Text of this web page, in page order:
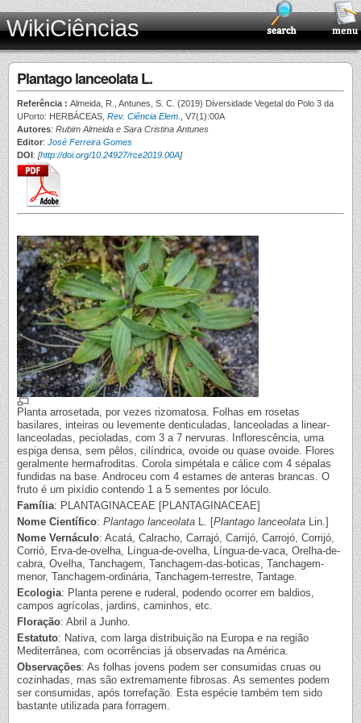
WikiCiências
Plantago lanceolata L.
Referência : Almeida, R., Antunes, S. C. (2019) Diversidade Vegetal do Polo 3 da
UPorto: HERBÁCEAS, Rev. Ciência Elem.
, V7(1):00A
Autores: Rubim Almeida e Sara Cristina Antunes
Editor: José Ferreira Gomes
DOI: [http://doi.org/10.24927/rce2019.00A]
Planta arrosetada, por vezes rizomatosa. Folhas em rosetas
basilares, inteiras ou levemente denticuladas, lanceoladas a linear-
lanceoladas, pecioladas, com 3 a 7 nervuras. Inflorescência, uma
espiga densa, sem pêlos, cilíndrica, ovoide ou quase ovoide. Flores
geralmente hermafroditas. Corola simpétala e cálice com 4 sépalas
fundidas na base. Androceu com 4 estames de anteras brancas. O
fruto é um pixídio contendo 1 a 5 sementes por lóculo.
Família: PLANTAGINACEAE [PLANTAGINACEAE]
Nome Científico: Plantago lanceolata L. [Plantago lanceolata Lin.]
Nome Vernáculo: Acatá, Calracho, Carrajó, Carrijó, Carrojó, Corrijó,
Corrió, Erva-de-ovelha, Língua-de-ovelha, Língua-de-vaca, Orelha-de-
cabra, Ovelha, Tanchagem, Tanchagem-das-boticas, Tanchagem-
menor, Tanchagem-ordinária, Tanchagem-terrestre, Tantage.
Ecologia: Planta perene e ruderal, podendo ocorrer em baldios,
campos agrícolas, jardins, caminhos, etc.
Floração: Abril a Junho.
Estatuto: Nativa, com larga distribuição na Europa e na região
Mediterrânea, com ocorrências já observadas na América.
Observações: As folhas jovens podem ser consumidas cruas ou
cozinhadas, mas são extremamente fibrosas. As sementes podem
ser consumidas, após torrefação. Esta espécie também tem sido
bastante utilizada para forragem.